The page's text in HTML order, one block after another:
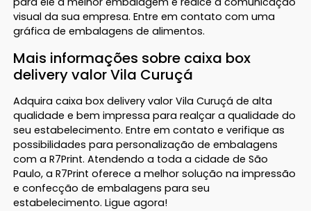
visual da sua empresa. Entre em contato com uma
gráfica de embalagens de alimentos.
Mais informações sobre caixa box
delivery valor Vila Curuçá
Adquira caixa box delivery valor Vila Curuçá de alta
qualidade e bem impressa para realçar a qualidade do
seu estabelecimento. Entre em contato e verifique as
possibilidades para personalização de embalagens
com a R7Print. Atendendo a toda a cidade de São
Paulo, a R7Print oferece a melhor solução na impressão
e confecção de embalagens para seu
estabelecimento. Ligue agora!